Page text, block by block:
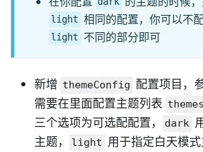
light 相同的配置，你可以不
light 不同的部分即可
新增 themeConfig 配置项目，
需要在里面配置主题列表 themes
三个选项为可选配配置，
dark
主题，
light 用于指定白天模式